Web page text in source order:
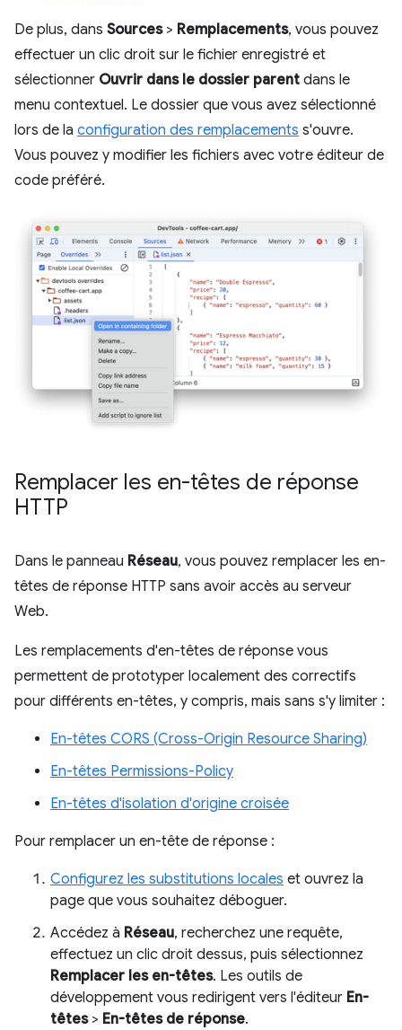
De plus, dans Sources> Remplacements, vous pouvez
effectuer un clic droit sur le fichier enregistré et
sélectionner Ouvrir dans le dossier parent dans le
menu contextuel. Le dossier que vous avez sélectionné
lors de la configuration des remplacements s'ouvre.
Vous pouvez y modifier les fichiers avec votre éditeur de
code préféré.
Remplacer les en-têtes de réponse
HTTP
Dans le panneau Réseau, vous pouvez remplacer les en-
têtes de réponse HTTP sans avoir accès au serveur
Web.
Les remplacements d'en-têtes de réponse vous
permettent de prototyper localement des correctifs
pour différents en-têtes, y compris, mais sans s'y limiter :
En-têtes CORS (Cross-Origin Resource Sharing)
En-têtes Permissions-Policy
En-têtes d'isolation d'origine croisée
Pour remplacer un en-tête de réponse :
Configurez les substitutions locales et ouvrez la
page que vous souhaitez déboguer.
Accédez à Réseau, recherchez une requête,
effectuez un clic droit dessus, puis sélectionnez
Remplacer les en-têtes. Les outils de
développement vous redirigent vers l'éditeur En-
têtes> En-têtes de réponse.